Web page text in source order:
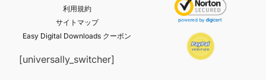
利用規約
サイトマップ
Easy Digital Downloads クーポン
[universally_switcher]